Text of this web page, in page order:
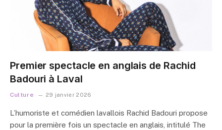
Premier spectacle en anglais de Rachid
Badouri à Laval
Culture 29 janvier 2026
L’humoriste et comédien lavallois Rachid Badouri propose
pour la première fois un spectacle en anglais, intitulé The